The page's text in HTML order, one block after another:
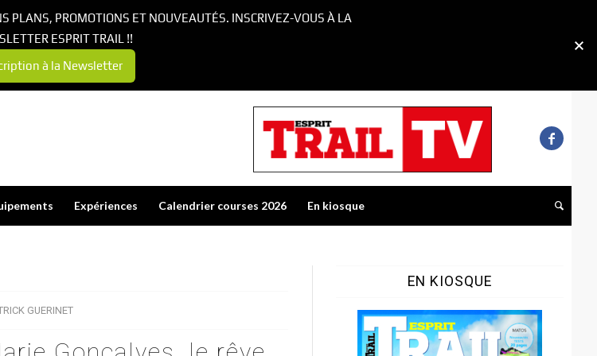
Expériences Calendrier courses 2026 En kiosque
GUERINET
EN KIOSQUE
PLANS, PROMOTIONS ET NOUVEAUTÉS. INSCRIVEZ-VOUS À LA
ESPRIT TRAIL !!
à la Newsletter